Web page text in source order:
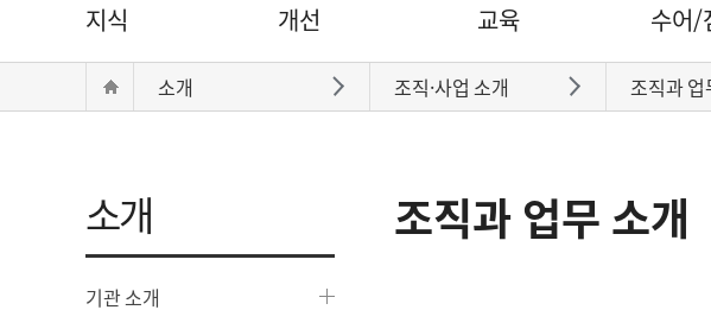
메
지식 개선 교육 수어/
재
Home
소개 바로가기조직·사업 소개 바로가기조직과 업
소개
기관 소개
조직과 업무 소개